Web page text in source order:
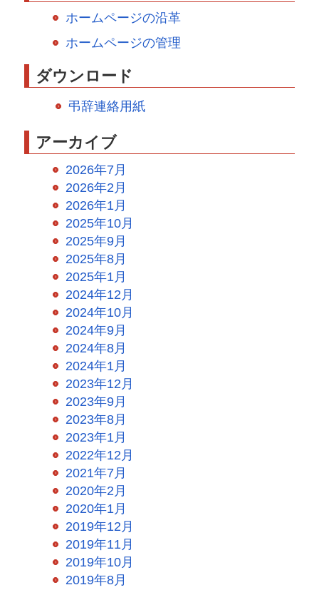
ホームページの沿革
ホームページの管理
ダウンロード
弔辞連絡用紙
アーカイブ
2026年7月
2026年2月
2026年1月
2025年10月
2025年9月
2025年8月
2025年1月
2024年12月
2024年10月
2024年9月
2024年8月
2024年1月
2023年12月
2023年9月
2023年8月
2023年1月
2022年12月
2021年7月
2020年2月
2020年1月
2019年12月
2019年11月
2019年10月
2019年8月